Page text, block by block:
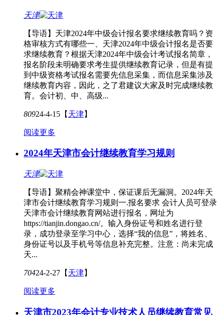
天津
【导语】天津2024年中级会计报名要求继续教育吗？资
格审核方式有哪些一、天津2024年中级会计报名是否要
求继续教育？根据天津2024年中级会计考试报名简章，
报名阶段未明确要求考生提供继续教育记录，但是有提
到中级资格考试报名需要先信息采集，而信息采集涉及
继续教育内容，因此，之了君建议大家及时完成继续教
育。会计初、中、高级...
80924-4-15 【 天津】
阅读更多
2024年天津市会计继续教育学习规则
天津
【导语】聚精会神课堂中，保证课后无漏洞。2024年天
津市会计继续教育学习规则一.报名要求 会计人员可登录
天津市会计继续教育网站进行报名，网址为
https://tianjin.dongao.cn/。输入身份证号和姓名进行登
录，成功登录至学习中心，选择“我的信息”，将姓名、
身份证号以及手机号等信息补充完整。注意：尚未完成
天...
70424-2-27 【 天津】
阅读更多
天津市2023年会计专业技术人员继续教育常见